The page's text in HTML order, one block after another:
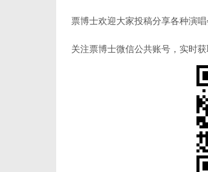
票博士欢迎大家投稿分享各种演
关注票博士微信公共账号，实时